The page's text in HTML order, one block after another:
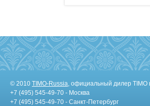
© 2010 TIMO-Russia, официальный дилер TIMO
+7 (495) 545-49-70 - Москва
+7 (495) 545-49-70 - Санкт-Петербург